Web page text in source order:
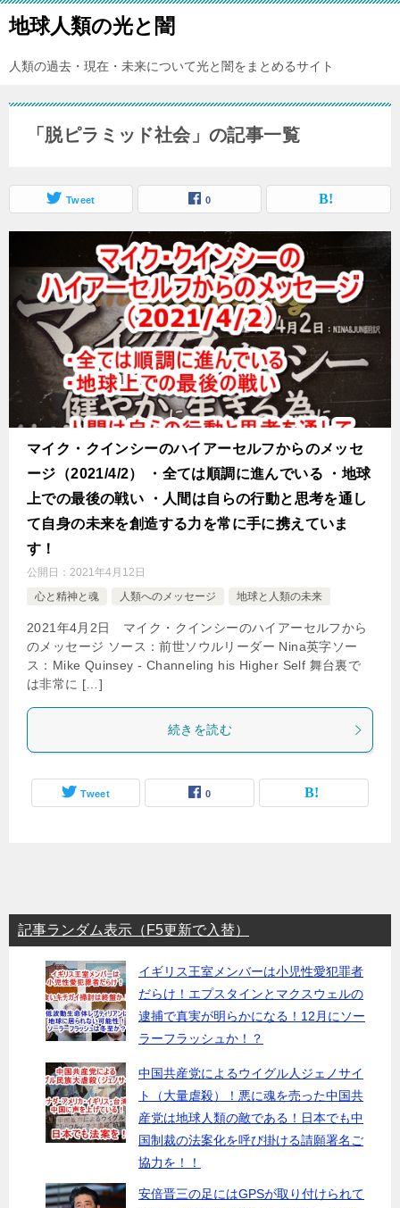
地球人類の光と闇
人類の過去・現在・未来について光と闇をまとめるサイト
「脱ピラミッド社会」の記事一覧
Tweet 0
マイク・クインシーのハイアーセルフからのメッセ
ージ（2021/4/2） ・全ては順調に進んでいる ・地球
上での最後の戦い ・人間は自らの行動と思考を通し
て自身の未来を創造する力を常に手に携えていま
す！
公開日： 2021年4月12日
心と精神と魂
人類へのメッセージ 地球と人類の未来
2021年4月2日 マイク・クインシーのハイアーセルフから
のメッセージ ソース：前世ソウルリーダー Nina英字ソー
ス：Mike Quinsey - Channeling his Higher Self 舞台裏で
は非常に […]
続きを読む
Tweet 0
記事ランダム表示（F5更新で入替）
イギリス王室メンバーは小児性愛犯罪者
だらけ！エプスタインとマクスウェルの
逮捕で真実が明らかになる！12月にソー
ラーフラッシュか！？
中国共産党によるウイグル人ジェノサイ
ト（大量虐殺）！悪に魂を売った中国共
産党は地球人類の敵である！日本でも中
国制裁の法案化を呼び掛ける請願署名ご
協力を！！
安倍晋三の足にはGPSが取り付けられて